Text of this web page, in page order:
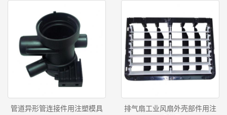
管道异形管连接件用注塑模具
排气扇工业风扇外壳部件用注